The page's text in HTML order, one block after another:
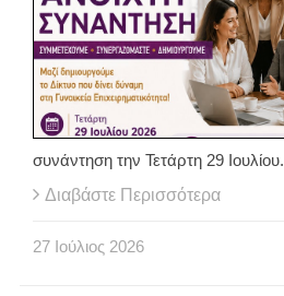
συνάντηση την Τετάρτη 29 Ιουλίου.
Διαβάστε Περισσότερα
27 Ιούλιος 2026